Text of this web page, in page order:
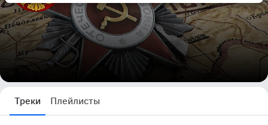
Треки Плейлисты